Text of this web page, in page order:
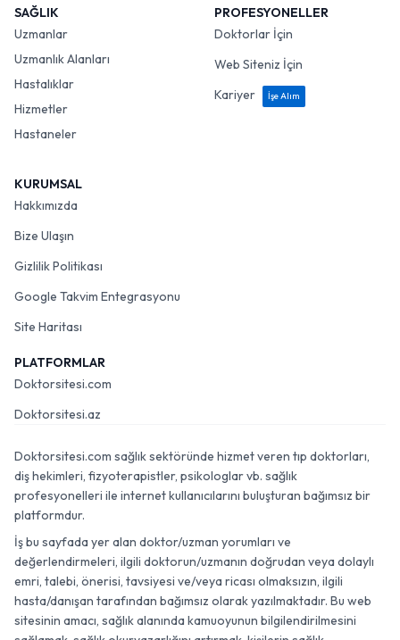
SAĞLIK
Uzmanlar
Uzmanlık Alanları
Hastalıklar
Hizmetler
Hastaneler
PROFESYONELLER
Doktorlar İçin
Web Siteniz İçin
Kariyer
İşe Alım
KURUMSAL
Hakkımızda
Bize Ulaşın
Gizlilik Politikası
Google Takvim Entegrasyonu
Site Haritası
PLATFORMLAR
Doktorsitesi.com
Doktorsitesi.az
Doktorsitesi.com sağlık sektöründe hizmet veren tıp doktorları,
diş hekimleri, fizyoterapistler, psikologlar vb. sağlık
profesyonelleri ile internet kullanıcılarını buluşturan bağımsız bir
platformdur.
İş bu sayfada yer alan doktor/uzman yorumları ve
değerlendirmeleri, ilgili doktorun/uzmanın doğrudan veya dolaylı
emri, talebi, önerisi, tavsiyesi ve/veya ricası olmaksızın, ilgili
hasta/danışan tarafından bağımsız olarak yazılmaktadır. Bu web
sitesinin amacı, sağlık alanında kamuoyunun bilgilendirilmesini